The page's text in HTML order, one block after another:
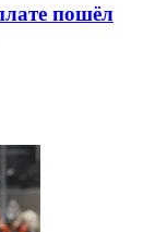
пошёл